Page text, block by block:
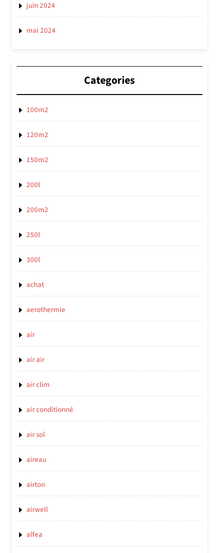
juin 2024
mai 2024
Categories
100m2
120m2
150m2
200l
200m2
250l
300l
achat
aerothermie
air
air air
air clim
air conditionné
air sol
aireau
airton
airwell
alfea